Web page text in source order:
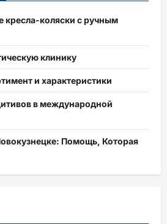
кресла-коляски с ручным
клинику
и характеристики
в международной
Помощь, Которая